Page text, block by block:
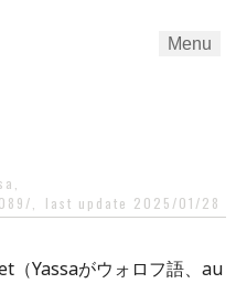
Menu
last update 2025/01/28
（Yassaがウォロフ語、au